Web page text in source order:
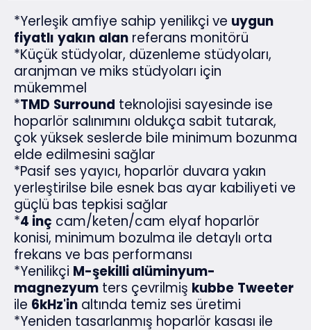
*Yerleşik amfiye sahip yenilikçi ve uygun
fiyatlı yakın alan referans monitörü
*Küçük stüdyolar, düzenleme stüdyoları,
aranjman ve miks stüdyoları için
mükemmel
*TMD Surround teknolojisi sayesinde ise
hoparlör salınımını oldukça sabit tutarak,
çok yüksek seslerde bile minimum bozunma
elde edilmesini sağlar
*Pasif ses yayıcı, hoparlör duvara yakın
yerleştirilse bile esnek bas ayar kabiliyeti ve
güçlü bas tepkisi sağlar
*4 inç cam/keten/cam elyaf hoparlör
konisi, minimum bozulma ile detaylı orta
frekans ve bas performansı
*Yenilikçi M-şekilli alüminyum-
magnezyum ters çevrilmiş kubbe Tweeter
ile 6kHz'in altında temiz ses üretimi
*Yeniden tasarlanmış hoparlör kasası ile